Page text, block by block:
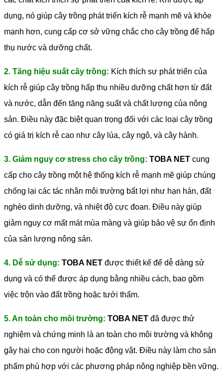
dụng, nó giúp cây trồng phát triển kích rễ mạnh mẽ và khỏe
mạnh hơn, cung cấp cơ sở vững chắc cho cây trồng để hấp
thụ nước và dưỡng chất.
2. Tăng hiệu suất cây trồng: Kích thích sự phát triển của
kích rễ giúp cây trồng hấp thụ nhiều dưỡng chất hơn từ đất
và nước, dẫn đến tăng năng suất và chất lượng của nông
sản. Điều này đặc biệt quan trọng đối với các loại cây trồng
có giá trị kích rễ cao như cây lúa, cây ngô, và cây hành.
3. Giảm nguy cơ stress cho cây trồng: TOBA NET cung
cấp cho cây trồng một hệ thống kích rễ mạnh mẽ giúp chúng
chống lại các tác nhân môi trường bất lợi như hạn hán, đất
nghèo dinh dưỡng, và nhiệt độ cực đoan. Điều này giúp
giảm nguy cơ mất mát mùa màng và giúp bảo vệ sự ổn định
của sản lượng nông sản.
4. Dễ sử dụng: TOBA NET được thiết kế để dễ dàng sử
dụng và có thể được áp dụng bằng nhiều cách, bao gồm
việc trộn vào đất trồng hoặc tưới thấm.
5. An toàn cho môi trường: TOBA NET đã được thử
nghiệm và chứng minh là an toàn cho môi trường và không
gây hại cho con người hoặc động vật. Điều này làm cho sản
phẩm phù hợp với các phương pháp nông nghiệp bền vững.